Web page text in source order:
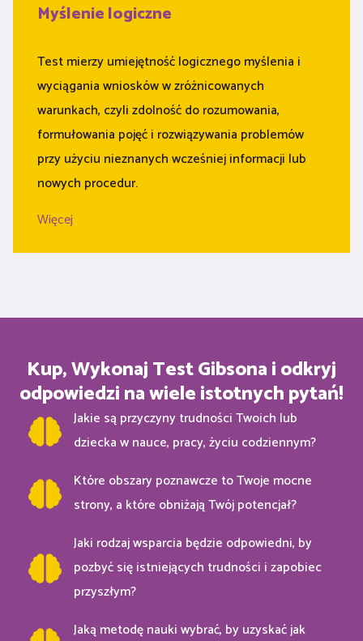
Myślenie logiczne
Test mierzy umiejętność logicznego myślenia i
wyciągania wniosków w zróżnicowanych
warunkach, czyli zdolność do rozumowania,
formułowania pojęć i rozwiązywania problemów
przy użyciu nieznanych wcześniej informacji lub
nowych procedur.
Więcej
Kup, Wykonaj Test Gibsona i odkryj
odpowiedzi na wiele istotnych pytań!
Jakie są przyczyny trudności Twoich lub
dziecka w nauce, pracy, życiu codziennym?
Które obszary poznawcze to Twoje mocne
strony, a które obniżają Twój potencjał?
Jaki rodzaj wsparcia będzie odpowiedni, by
pozbyć się istniejących trudności i zapobiec
przyszłym?
Jaką metodę nauki wybrać, by uzyskać jak